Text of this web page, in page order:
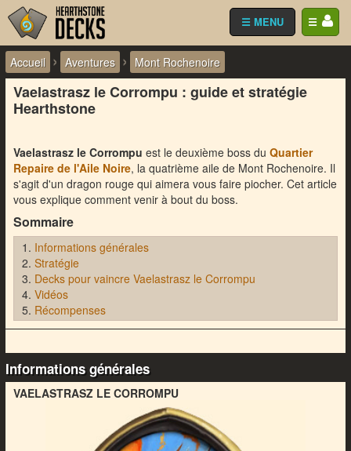
☰
☰ MENU
Accueil › Aventures › Mont Rochenoire
Vaelastrasz le Corrompu : guide et stratégie
Hearthstone
Vaelastrasz le Corrompu est le deuxième boss du Quartier
Repaire de l'Aile Noire, la quatrième aile de Mont Rochenoire. Il
s'agit d'un dragon rouge qui aimera vous faire piocher. Cet article
vous explique comment venir à bout du boss.
Sommaire
Informations générales
Stratégie
Decks pour vaincre Vaelastrasz le Corrompu
Vidéos
Récompenses
Informations générales
VAELASTRASZ LE CORROMPU